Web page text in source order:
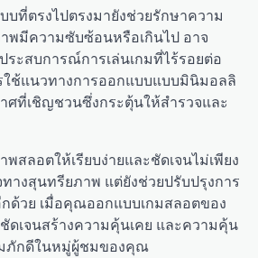
ที่ตรงไปตรงมายังช่วยรักษาความ
พมีความซับซ้อนหรือเกินไป อาจ
ระสบการณ์การเล่นเกมที่ไร้รอยต่อ
ใช้แนวทางการออกแบบแบบมินิมอลลิ
ศที่เชิญชวนซึ่งกระตุ้นให้สำรวจและ
สลอตให้เรียบง่ายและชัดเจนไม่เพียง
างสุนทรียภาพ แต่ยังช่วยปรับปรุงการ
ด้วย เมื่อคุณออกแบบเกมสลอตของ
ดเจนสร้างความคุ้นเคย และความคุ้น
ภักดีในหมู่ผู้ชมของคุณ